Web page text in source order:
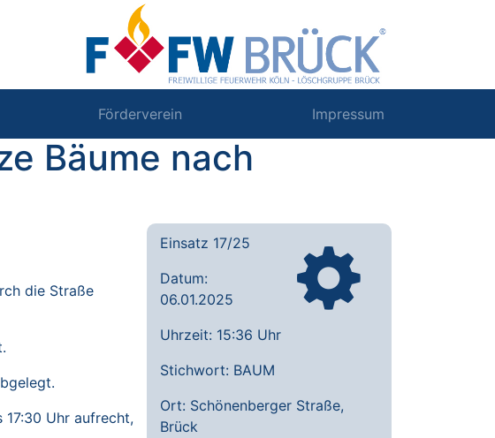
Förderverein Impressum
Bäume nach
Einsatz 17/25
Datum:
06.01.2025
Uhrzeit: 15:36 Uhr
Stichwort: BAUM
Ort: Schönenberger Straße,
Brück
die Straße
Uhr aufrecht,